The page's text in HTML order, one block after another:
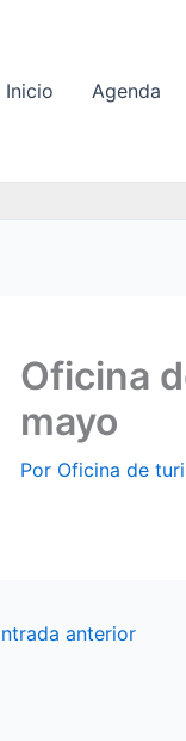
Inicio Agenda
Oficina
mayo
Por Oficina de
anterior